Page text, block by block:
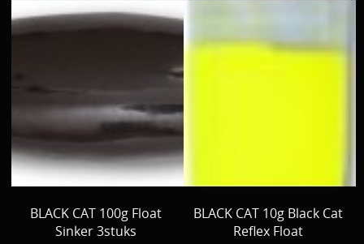
BLACK CAT 100g Float
Sinker 3stuks
BLACK CAT 10g Black Cat
Reflex Float